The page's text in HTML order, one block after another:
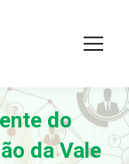
do
da Vale